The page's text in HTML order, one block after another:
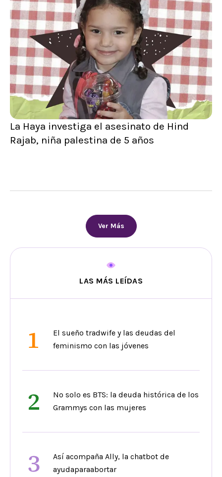
La Haya investiga el asesinato de Hind
Rajab, niña palestina de 5 años
Ver Más
LAS MÁS LEÍDAS
1
El sueño tradwife y las deudas del
feminismo con las jóvenes
2
No solo es BTS: la deuda histórica de los
Grammys con las mujeres
3
Así acompaña Ally, la chatbot de
ayudaparaabortar